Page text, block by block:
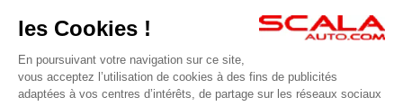
Rejoindre la communauté SCALA
les Cookies !
En poursuivant votre navigation sur ce site,
vous acceptez l’utilisation de cookies à des fins de publicités
adaptées à vos centres d’intérêts, de partage sur les réseaux sociaux